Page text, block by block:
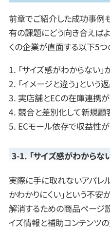
前章でご紹介した成功事例
有の課題にどう向き合えばよ
くの企業が直面する以下5つ
1. 「サイズ感がわからない
2. 「イメージと違う」という
3. 実店舗とECの在庫連携
4. 競合と差別化して新規顧
5. ECモール依存で収益性
3-1. 「サイズ感がわからな
実際に手に取れないアパレ
かわかりにくい」という不安
解消するための商品ページ
イズ情報と補助コンテンツの